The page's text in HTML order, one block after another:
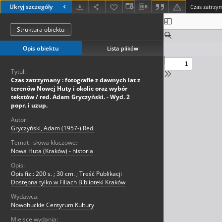
Ukryj szczegóły
Struktura obiektu
Opis obiektu Lista plików
Tytuł:
Czas zatrzymany : fotografie z dawnych lat z
terenów Nowej Huty i okolic oraz wybór
tekstów / red. Adam Gryczyński. - Wyd. 2
popr. i uzup.
Autor:
Gryczyński, Adam (1957-) Red.
Temat i słowa kluczowe:
Nowa Huta (Kraków) - historia
Opis:
Opis fiz.: 200 s. ; 30 cm. ; Treść Publikacji
Dostępna tylko w Filiach Biblioteki Kraków
Wydawca:
Nowohuckie Centyrum Kultury
Miejsce wydania: